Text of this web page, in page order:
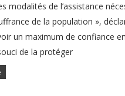
modalités de l’assistance
de la population »,
un maximum de confiance
de la protéger